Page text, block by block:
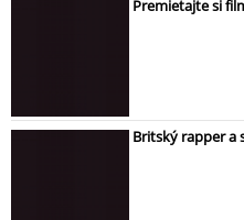
Premietajte si
Britský rapper a